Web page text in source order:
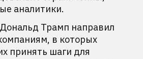
аналитики.
Трамп направил
в которых
принять шаги для